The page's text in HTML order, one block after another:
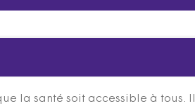
la santé soit accessible à tous. Il